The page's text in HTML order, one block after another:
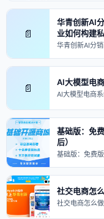
📄
华青创新AI
业如何构建
华青创新AI分
📄 AI大模型电
AI大模型电商
基础版：免
后）
基础版：免费
社交电商怎
社交电商怎么